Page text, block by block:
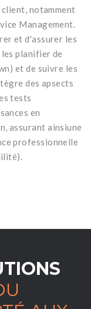
notamment
Management.
et d'assurer les
les planifier de
et de suivre les
des apsects
tests
en
assurant ainsiune
professionnelle